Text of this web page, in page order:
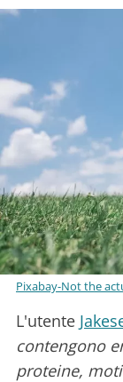
Pixabay-Not the
L'utente
contengono
proteine,